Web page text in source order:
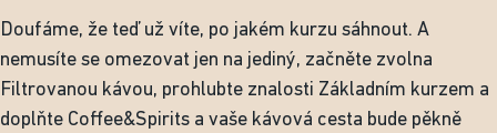
Doufáme, že teď už víte, po jakém kurzu sáhnout. A
nemusíte se omezovat jen na jediný, začněte zvolna
Filtrovanou kávou, prohlubte znalosti Základním kurzem a
doplňte Coffee&Spirits a vaše kávová cesta bude pěkně